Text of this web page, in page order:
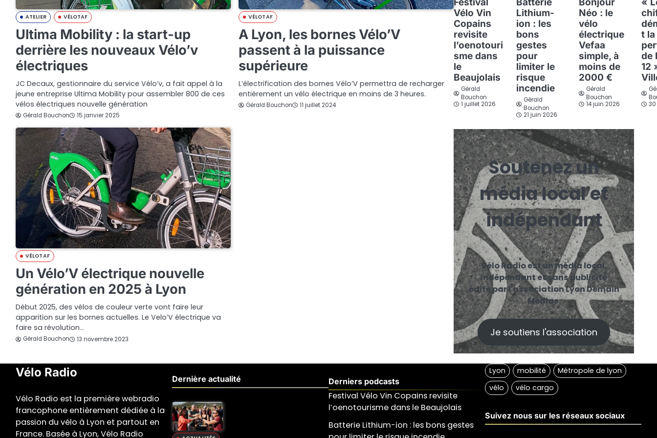
ATELIER VÉLOTAF
Ultima Mobility : la start-up
derrière les nouveaux Vélo’v
électriques
JC Decaux, gestionnaire du service Vélo’v, a fait appel à la
jeune entreprise Ultima Mobility pour assembler 800 de ces
vélos électriques nouvelle génération
Gérald Bouchon 15 janvier 2025
VÉLOTAF
A Lyon, les bornes Vélo’V
passent à la puissance
supérieure
L’électrification des bornes Vélo’V permettra de recharger
entièrement un vélo électrique en moins de 3 heures.
Gérald Bouchon 11 juillet 2024
VÉLOTAF
Un Vélo’V électrique nouvelle
génération en 2025 à Lyon
Début 2025, des vélos de couleur verte vont faire leur
apparition sur les bornes actuelles. Le Velo’V électrique va
faire sa révolution…
Gérald Bouchon 13 novembre 2023
Vélo Vin
Copains
revisite
l’oenotouri
sme dans
le
Beaujolais
Gérald
Bouchon
1 juillet 2026
Lithium-
ion : les
bons
gestes
pour
limiter le
risque
incendie
Gérald
Bouchon
21 juin 2026
Néo : le
vélo
électrique
Vefaa
simple, à
moins de
2000 €
Gérald
Bouchon
14 juin 2026
t la
de
12
Soutenez un
média local et
indépendant
Vélo Radio est un média local,
indépendant et sans publicité
édité par l'association Lyon Demain
Médias.
Je soutiens l'association
Vélo Radio
Vélo Radio est la première webradio
francophone entièrement dédiée à la
passion du vélo à Lyon et partout en
France. Basée à Lyon, Vélo Radio
Dernière actualité Derniers podcasts
Festival Vélo Vin Copains revisite
l’oenotourisme dans le Beaujolais
Batterie Lithium-ion : les bons gestes
Suivez nous sur les réseaux sociaux